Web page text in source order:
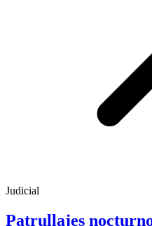
Judicial
Patrullajes